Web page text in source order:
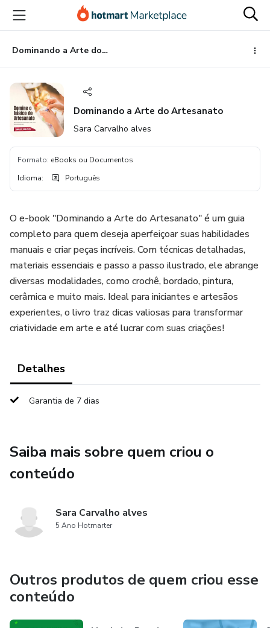
para
conteúdo
principal
para
pagamento
para
rodapé
Dominando a Arte do Artesanato
Dominando a Arte do Artesanato
Sara Carvalho alves
Formato: eBooks ou Documentos
Idioma: Português
O e-book "Dominando a Arte do Artesanato" é um guia
completo para quem deseja aperfeiçoar suas habilidades
manuais e criar peças incríveis. Com técnicas detalhadas,
materiais essenciais e passo a passo ilustrado, ele abrange
diversas modalidades, como crochê, bordado, pintura,
cerâmica e muito mais. Ideal para iniciantes e artesãos
experientes, o livro traz dicas valiosas para transformar
criatividade em arte e até lucrar com suas criações!
Detalhes
Garantia de 7 dias
Saiba mais sobre quem criou o
conteúdo
Sara Carvalho alves
5 Ano Hotmarter
Outros produtos de quem criou esse
conteúdo